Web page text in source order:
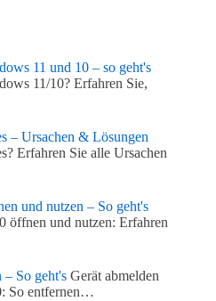
11 und 10 – so geht's
11/10? Erfahren Sie,
– Ursachen & Lösungen
Erfahren Sie alle Ursachen
und nutzen – So geht's
öffnen und nutzen: Erfahren
– So geht's Gerät abmelden
So entfernen…